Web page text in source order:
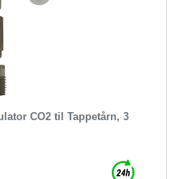
CO2 til Tappetårn, 3